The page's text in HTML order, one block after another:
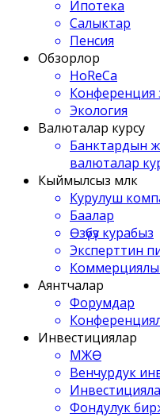
Ипотека
Салыктар
Пенсия
Обзорлор
HoReCa
Конференция
Экология
Валюталар курсу
Банктардын
валюталар
Кыймылсыз мүлк
Курулуш
Баалар
Өзүбүз курабыз
Эксперттин
Аянтчалар
Форумдар
Инвестициялар
МЖӨ
Венчурдук
Фондулук